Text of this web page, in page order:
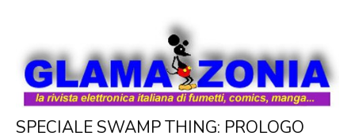
SPECIALE SWAMP THING: PROLOGO